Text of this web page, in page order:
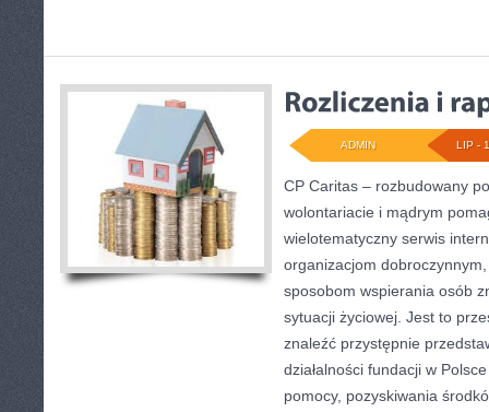
LIP -
ADMIN
CP Caritas – rozbudowany
wolontariacie i mądrym
wielotematyczny serwis
organizacjom
sposobom wspierania osób
sytuacji życiowej. Jest to
znaleźć przystępnie
działalności fundacji w
pomocy, pozyskiwania